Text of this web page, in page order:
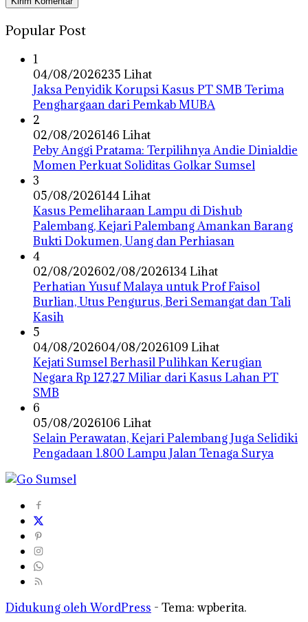
Popular Post
1
04/08/2026235 Lihat
Jaksa Penyidik Korupsi Kasus PT SMB Terima
Penghargaan dari Pemkab MUBA
2
02/08/2026146 Lihat
Peby Anggi Pratama: Terpilihnya Andie Dinialdie
Momen Perkuat Soliditas Golkar Sumsel
3
05/08/2026144 Lihat
Kasus Pemeliharaan Lampu di Dishub
Palembang, Kejari Palembang Amankan Barang
Bukti Dokumen, Uang dan Perhiasan
4
02/08/202602/08/2026134 Lihat
Perhatian Yusuf Malaya untuk Prof Faisol
Burlian, Utus Pengurus, Beri Semangat dan Tali
Kasih
5
04/08/202604/08/2026109 Lihat
Kejati Sumsel Berhasil Pulihkan Kerugian
Negara Rp 127,27 Miliar dari Kasus Lahan PT
SMB
6
05/08/2026106 Lihat
Selain Perawatan, Kejari Palembang Juga Selidiki
Pengadaan 1.800 Lampu Jalan Tenaga Surya
Didukung oleh WordPress - Tema: wpberita.